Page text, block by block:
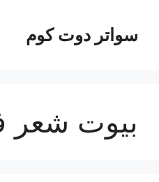
المحتوىسواتر دوت كوم
بيوت شعر